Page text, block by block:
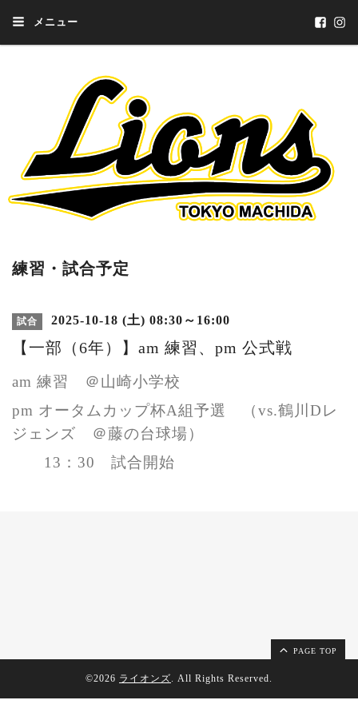
メニュー
練習・試合予定
試合 2025-10-18 (土) 08:30～16:00
【一部（6年）】am 練習、pm 公式戦
am 練習 ＠山崎小学校
pm オータムカップ杯A組予選 （vs.鶴川Dレ
ジェンズ ＠藤の台球場）
13：30 試合開始
PAGE TOP
©2026 ライオンズ. All Rights Reserved.